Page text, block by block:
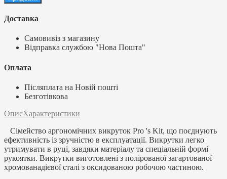
Доставка
Самовивіз з магазину
Відправка службою "Нова Пошта"
Оплата
Післяплата на Новій пошті
Безготівкова
ОписХарактеристики
Сімейство аргономічних викруток Pro 's Kit, що поєднують
ефективність із зручністю в експлуатації. Викрутки легко
утримувати в руці, завдяки матеріалу та спеціальній формі
рукоятки. Викрутки виготовлені з полірованої загартованої
хромованадієвої сталі з оксидованою робочою частиною.